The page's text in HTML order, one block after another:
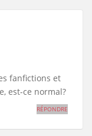
fanfictions et
est-ce normal?
RÉPONDRE